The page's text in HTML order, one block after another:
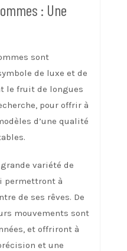
: Une
sont
de luxe et de
le fruit de longues
pour offrir à
d’une qualité
variété de
permettront à
de ses rêves. De
mouvements sont
et offriront à
et une